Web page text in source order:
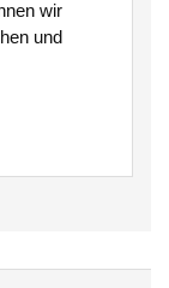
wir
und